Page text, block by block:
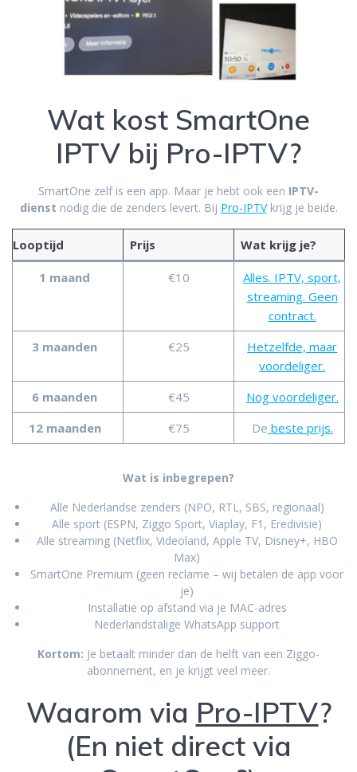
Wat kost SmartOne
IPTV bij Pro-IPTV?
SmartOne zelf is een app. Maar je hebt ook een IPTV-
dienst nodig die de zenders levert. Bij Pro-IPTVkrijg je beide.
Looptijd Prijs Wat krijg je?
1 maand €10
Alles. IPTV, sport,
streaming. Geen
contract.
3 maanden
€25
Hetzelfde, maar
voordeliger.
6 maanden
€45
Nog voordeliger.
12 maanden
€75 De beste prijs.
Wat is inbegrepen?
Alle Nederlandse zenders (NPO, RTL, SBS, regionaal)
Alle sport (ESPN, Ziggo Sport, Viaplay, F1, Eredivisie)
Alle streaming (Netflix, Videoland, Apple TV, Disney+, HBO
Max)
SmartOne Premium (geen reclame – wij betalen de app voor
je)
Installatie op afstand via je MAC-adres
Nederlandstalige WhatsApp support
Kortom: Je betaalt minder dan de helft van een Ziggo-
abonnement, en je krijgt veel meer.
Waarom via Pro-IPTV?
(En niet direct via